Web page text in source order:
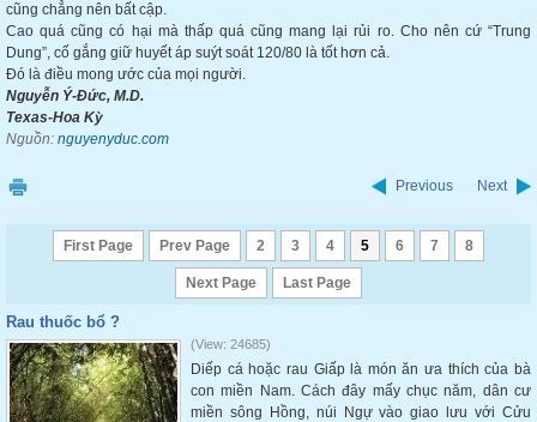
cũng chẳng nên bất cập.
Cao quá cũng có hại mà thấp quá cũng mang lại rủi ro. Cho nên cứ “Trung
Dung”, cố gắng giữ huyết áp suýt soát 120/80 là tốt hơn cả.
Đó là điều mong ước của mọi người.
Nguyễn Ý-Đức, M.D.
Texas-Hoa Kỳ
Nguồn: nguyenyduc.com
Previous Next
First Page Prev Page 2 3 4 5 6 7 8
Next Page Last Page
Rau thuốc bổ ?
(View: 24685)
Diếp cá hoặc rau Giấp là món ăn ưa thích của bà
con miền Nam. Cách đây mấy chục năm, dân cư
miền sông Hồng, núi Ngự vào giao lưu với Cửu